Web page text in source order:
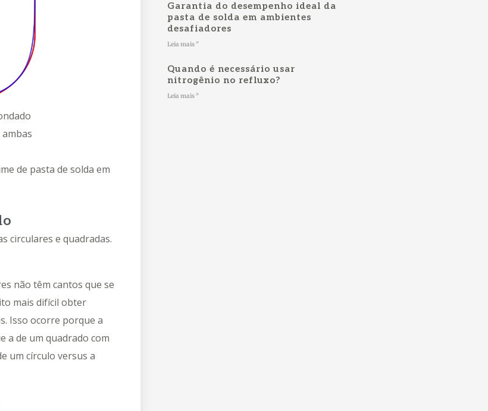
de pasta de solda em
circulares e quadradas.
não têm cantos que se
mais difícil obter
Isso ocorre porque a
a de um quadrado com
um círculo versus a
Garantia do desempenho ideal da
pasta de solda em ambientes
desafiadores
Leia mais "
Quando é necessário usar
nitrogênio no refluxo?
Leia mais "